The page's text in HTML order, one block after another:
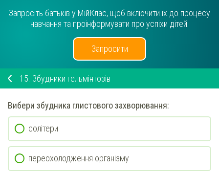
Запросіть батьків у МійКлас, щоб включити їх до процесу
навчання та проінформувати про успіхи дітей.
Запросити
15. Збудники гельмінтозів
Вибери збудника глистового захворювання:
солітери
переохолодження організму